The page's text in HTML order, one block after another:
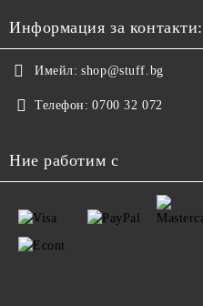
Информация за контакти:
Имейл: shop@stuff.bg
Телефон: 0700 32 072
Ние работим с